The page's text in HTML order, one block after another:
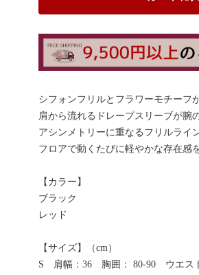
シフォンフリルとフラワーモチーフ
肩から流れるドレープスリーブが腕
アシンメトリーに重なるフリルライ
フロアで動くたびに軽やかな存在感
【カラー】
ブラック
レッド
【サイズ】（cm）
S 肩幅：36 胸囲： 80-90 ウエス